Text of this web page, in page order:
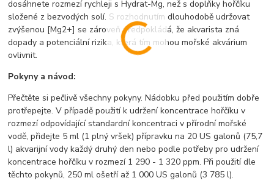
dosáhnete rozmezí rychleji s Hydrat-Mg, než s doplňky hořčíku
složené z bezvodých solí. S rozhodnutím dlouhodobě udržovat
zvýšenou [Mg2+] se zároveň předpokládá, že akvarista zná
dopady a potenciální rizika, která tím mohou mořské akvárium
ovlivnit.
Pokyny a návod:
Přečtěte si pečlivě všechny pokyny. Nádobku před použitím dobře
protřepejte. V případě použití k udržení koncentrace hořčíku v
rozmezí odpovídající standardní koncentraci v přírodní mořské
vodě, přidejte 5 ml (1 plný vršek) přípravku na 20 US galonů (75,7
l) akvarijní vody každý druhý den nebo podle potřeby pro udržení
koncentrace hořčíku v rozmezí 1 290 - 1 320 ppm. Při použití dle
těchto pokynů, 250 ml ošetří až 1 000 US galonů (3 785 l).